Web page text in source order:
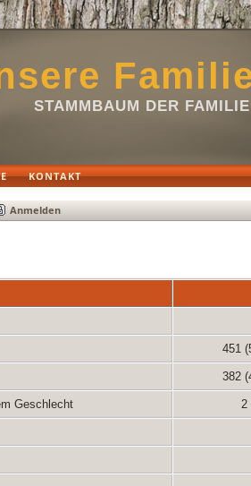
STAMMBAUM DER
KONTAKT
Anmelden
451
382
Geschlecht 2